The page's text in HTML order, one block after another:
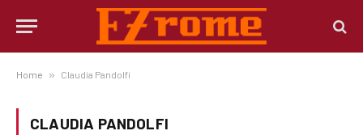
Home » Claudia Pandolfi
CLAUDIA PANDOLFI